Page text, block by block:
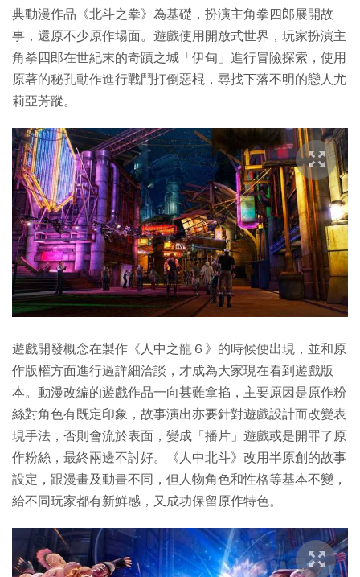
典動漫作品《北斗之拳》為基礎，扮演主角拳四郎展開故
事，還原不少原作場面。遊戲使用開放式世界，玩家扮演主
角拳四郎在世紀末的奇蹟之城「伊甸」進行冒險探索，使用
原著的秘孔動作進行戰鬥打倒惡棍，尋找下落不明的戀人尤
莉亞芳蹤。
遊戲開發概念在製作《人中之龍６》的時候便出現，並和原
作版權方面進行過詳細洽談，才成為大家現在看到遊戲版
本。動漫改編的遊戲作品一向甚難拿掐，主要原因是原作粉
絲對角色有既定印象，故事演出亦要針對遊戲設計而改變表
現手法，否則會流於表面，變成「播片」遊戲或是開罪了原
作粉絲，最終兩邊不討好。《人中北斗》改用半原創的故事
設定，跟漫畫及動畫不同，但人物角色和性格等基本不變，
給不同玩家都有新鮮感，又成功保留原作特色。